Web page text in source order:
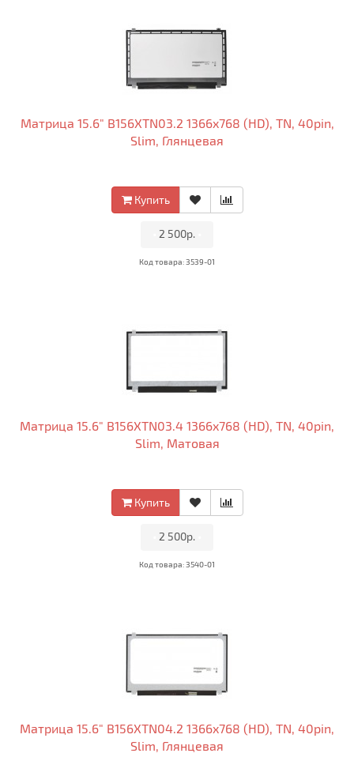
Матрица 15.6" B156XTN03.2 1366x768 (HD), TN, 40pin,
Slim, Глянцевая
Купить
2 500р.
Код товара: 3539-01
Матрица 15.6" B156XTN03.4 1366x768 (HD), TN, 40pin,
Slim, Матовая
Купить
2 500р.
Код товара: 3540-01
Матрица 15.6" B156XTN04.2 1366x768 (HD), TN, 40pin,
Slim, Глянцевая